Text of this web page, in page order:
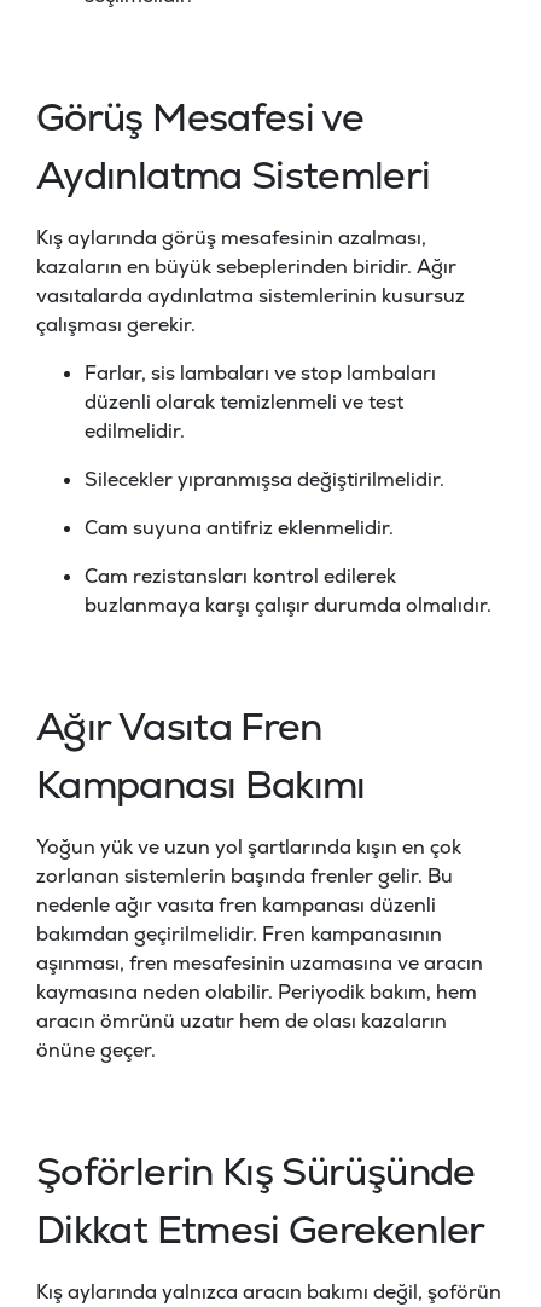
Görüş Mesafesi ve
Aydınlatma Sistemleri
Kış aylarında görüş mesafesinin azalması,
kazaların en büyük sebeplerinden biridir. Ağır
vasıtalarda aydınlatma sistemlerinin kusursuz
çalışması gerekir.
Farlar, sis lambaları ve stop lambaları
düzenli olarak temizlenmeli ve test
edilmelidir.
Silecekler yıpranmışsa değiştirilmelidir.
Cam suyuna antifriz eklenmelidir.
Cam rezistansları kontrol edilerek
buzlanmaya karşı çalışır durumda olmalıdır.
Ağır Vasıta Fren
Kampanası Bakımı
Yoğun yük ve uzun yol şartlarında kışın en çok
zorlanan sistemlerin başında frenler gelir. Bu
nedenle ağır vasıta fren kampanası düzenli
bakımdan geçirilmelidir. Fren kampanasının
aşınması, fren mesafesinin uzamasına ve aracın
kaymasına neden olabilir. Periyodik bakım, hem
aracın ömrünü uzatır hem de olası kazaların
önüne geçer.
Şoförlerin Kış Sürüşünde
Dikkat Etmesi Gerekenler
Kış aylarında yalnızca aracın bakımı değil, şoförün